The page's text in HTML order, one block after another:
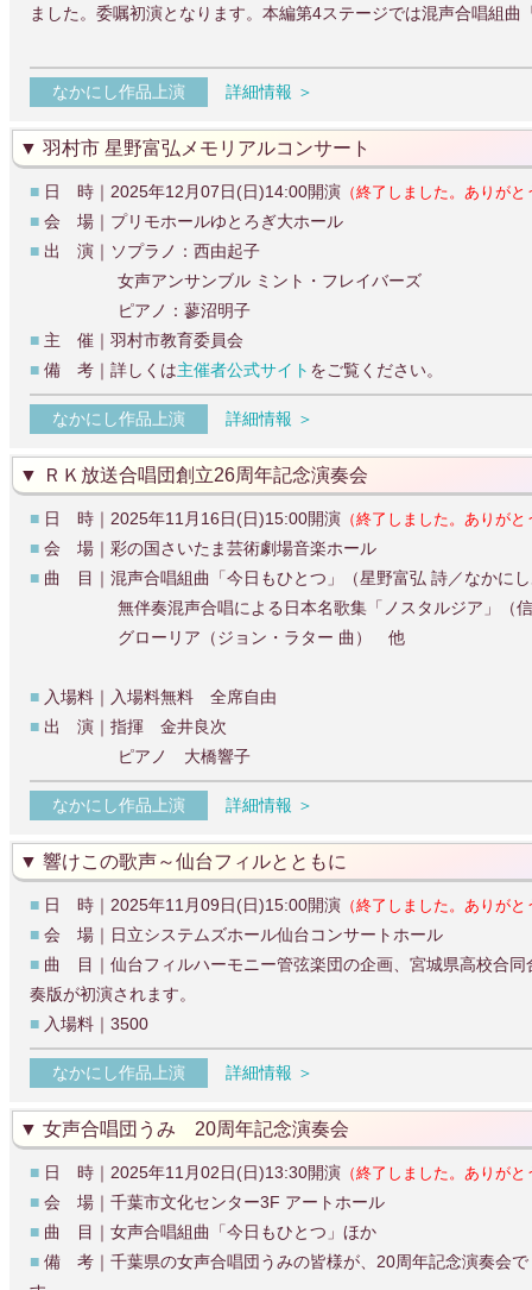
ました。委嘱初演となります。本編第4ステージでは混声合唱組
なかにし作品上演 詳細情報 ＞
羽村市 星野富弘メモリアルコンサート
■ 日 時｜2025年12月07日(日)14:00開演 （終了しました。ありが
■ 会 場｜プリモホールゆとろぎ大ホール
■ 出 演｜ソプラノ：西由起子
女声アンサンブル ミント・フレイバーズ
ピアノ：蓼沼明子
■ 主 催｜羽村市教育委員会
■ 備 考｜詳しくは主催者公式サイト をご覧ください。
なかにし作品上演 詳細情報 ＞
ＲＫ放送合唱団創立26周年記念演奏会
■ 日 時｜2025年11月16日(日)15:00開演 （終了しました。ありが
■ 会 場｜彩の国さいたま芸術劇場音楽ホール
■ 曲 目｜混声合唱組曲「今日もひとつ」（星野富弘 詩／なかに
無伴奏混声合唱による日本名歌集「ノスタルジア」（信
グローリア（ジョン・ラター 曲） 他
■ 入場料｜入場料無料 全席自由
■ 出 演｜指揮 金井良次
ピアノ 大橋響子
なかにし作品上演 詳細情報 ＞
響けこの歌声～仙台フィルとともに
■ 日 時｜2025年11月09日(日)15:00開演 （終了しました。ありが
■ 会 場｜日立システムズホール仙台コンサートホール
■ 曲 目｜仙台フィルハーモニー管弦楽団の企画、宮城県高校合
奏版が初演されます。
■ 入場料｜3500
なかにし作品上演 詳細情報 ＞
女声合唱団うみ 20周年記念演奏会
■ 日 時｜2025年11月02日(日)13:30開演 （終了しました。ありが
■ 会 場｜千葉市文化センター3F アートホール
■ 曲 目｜女声合唱組曲「今日もひとつ」ほか
■ 備 考｜千葉県の女声合唱団うみの皆様が、20周年記念演奏会